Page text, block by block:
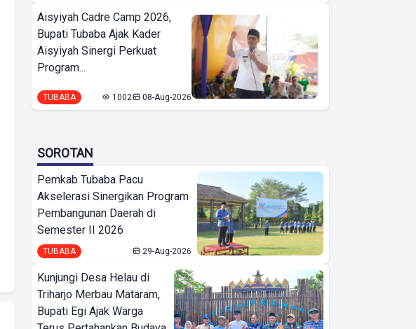
Aisyiyah Cadre Camp 2026,
Bupati Tubaba Ajak Kader
Aisyiyah Sinergi Perkuat
Program...
TUBABA 1002 08-Aug-2026
SOROTAN
Pemkab Tubaba Pacu
Akselerasi Sinergikan Program
Pembangunan Daerah di
Semester II 2026
TUBABA 29-Aug-2026
Kunjungi Desa Helau di
Triharjo Merbau Mataram,
Bupati Egi Ajak Warga